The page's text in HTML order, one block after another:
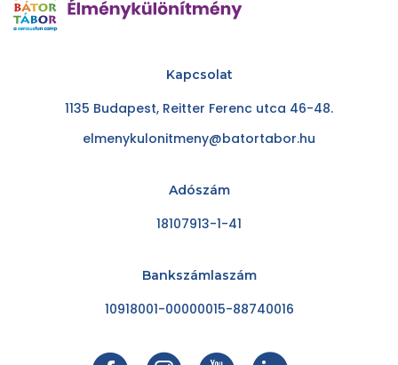
Kapcsolat
1135 Budapest, Reitter Ferenc utca 46-48.
elmenykulonitmeny@batortabor.hu
Adószám
18107913-1-41
Bankszámlaszám
10918001-00000015-88740016